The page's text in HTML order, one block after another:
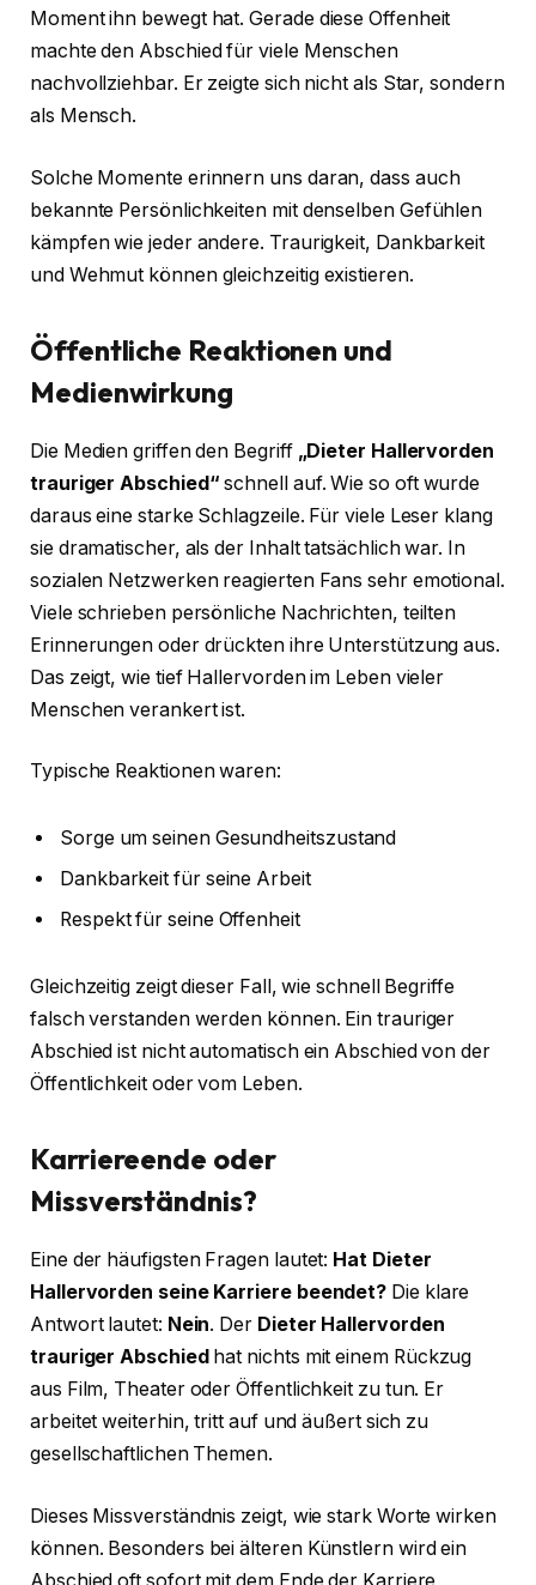
Moment ihn bewegt hat. Gerade diese Offenheit
machte den Abschied für viele Menschen
nachvollziehbar. Er zeigte sich nicht als Star, sondern
als Mensch.
Solche Momente erinnern uns daran, dass auch
bekannte Persönlichkeiten mit denselben Gefühlen
kämpfen wie jeder andere. Traurigkeit, Dankbarkeit
und Wehmut können gleichzeitig existieren.
Öffentliche Reaktionen und
Medienwirkung
Die Medien griffen den Begriff „Dieter Hallervorden
trauriger Abschied“ schnell auf. Wie so oft wurde
daraus eine starke Schlagzeile. Für viele Leser klang
sie dramatischer, als der Inhalt tatsächlich war. In
sozialen Netzwerken reagierten Fans sehr emotional.
Viele schrieben persönliche Nachrichten, teilten
Erinnerungen oder drückten ihre Unterstützung aus.
Das zeigt, wie tief Hallervorden im Leben vieler
Menschen verankert ist.
Typische Reaktionen waren:
Sorge um seinen Gesundheitszustand
Dankbarkeit für seine Arbeit
Respekt für seine Offenheit
Gleichzeitig zeigt dieser Fall, wie schnell Begriffe
falsch verstanden werden können. Ein trauriger
Abschied ist nicht automatisch ein Abschied von der
Öffentlichkeit oder vom Leben.
Karriereende oder
Missverständnis?
Eine der häufigsten Fragen lautet: Hat Dieter
Hallervorden seine Karriere beendet? Die klare
Antwort lautet: Nein. Der Dieter Hallervorden
trauriger Abschiedhat nichts mit einem Rückzug
aus Film, Theater oder Öffentlichkeit zu tun. Er
arbeitet weiterhin, tritt auf und äußert sich zu
gesellschaftlichen Themen.
Dieses Missverständnis zeigt, wie stark Worte wirken
können. Besonders bei älteren Künstlern wird ein
Abschied oft sofort mit dem Ende der Karriere